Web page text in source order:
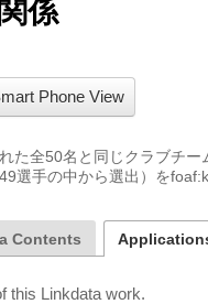
係
Phone View
た全50名と同じクラブチ
選手の中から選出）を
Contents
this Linkdata work.